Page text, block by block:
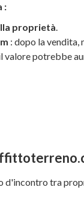
:
proprietà.
: dopo la vendita,
valore potrebbe
d'incontro tra